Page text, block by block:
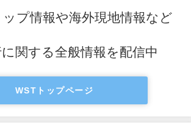
プ情報や海外現地情報など
関する全般情報を配信中
WSTトップページ